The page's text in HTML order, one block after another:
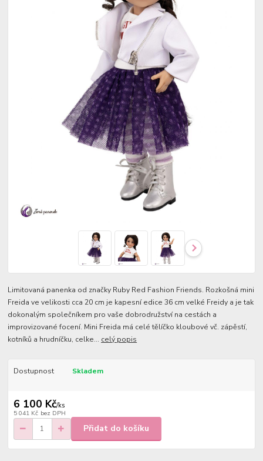
Limitovaná panenka od značky Ruby Red Fashion Friends. Rozkošná mini
Freida ve velikosti cca 20 cm je kapesní edice 36 cm velké Freidy a je tak
dokonalým společníkem pro vaše dobrodružství na cestách a
improvizované focení. Mini Freida má celé tělíčko kloubové vč. zápěstí,
kotníků a hrudníčku, celke... celý popis
Dostupnost Skladem
6 100 Kč/ks
5 041 Kč bez DPH
Přidat do košíku